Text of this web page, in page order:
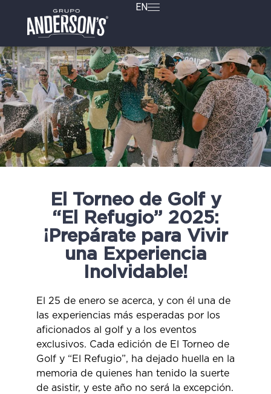
EN
El Torneo de Golf y
“El Refugio” 2025:
¡Prepárate para Vivir
una Experiencia
Inolvidable!
El 25 de enero se acerca, y con él una de
las experiencias más esperadas por los
aficionados al golf y a los eventos
exclusivos. Cada edición de El Torneo de
Golf y “El Refugio”, ha dejado huella en la
memoria de quienes han tenido la suerte
de asistir, y este año no será la excepción.